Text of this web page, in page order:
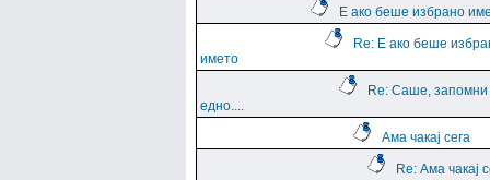
Е ако беше избрано
Re: Е ако беше
името
Re: Саше, запомни
едно....
Ама чакај сега
Re: Ама чакај